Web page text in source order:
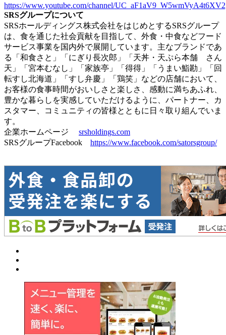
https://www.youtube.com/channel/
SRSグループについて
SRSホールディングス株式会社をはじめとするSRSグループ
は、食を通じた社会貢献を目指して、外食・中食などフード
サービス事業を国内外で展開しています。主なブランドであ
る「和食さと」「にぎり長次郎」「天丼・天ぷら本舗 さん
天」「宮本むなし」「家族亭」「得得」「うまい鮨勘」「回
転すし北海道」「すし弁慶」「鶏笑」などの店舗において、
お客様の食事時間がおいしさと楽しさ、感動に満ちあふれ、
豊かな暮らしを実感していただけるように、パートナー、カ
スタマー、コミュニティの皆様とともに日々取り組んでいま
す。
企業ホームページ srsholdings.com
SRSグループFacebook https://www.facebook.com/satorsgroup/